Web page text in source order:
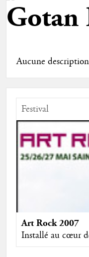
Gotan
Aucune
Festival
Art Rock 2007
Installé au cœur